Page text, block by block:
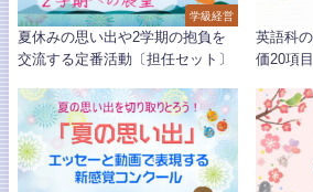
学級経営
夏休みの思い出や2学期の抱負を
交流する定番活動〔担任セット〕
英語科
価20項目